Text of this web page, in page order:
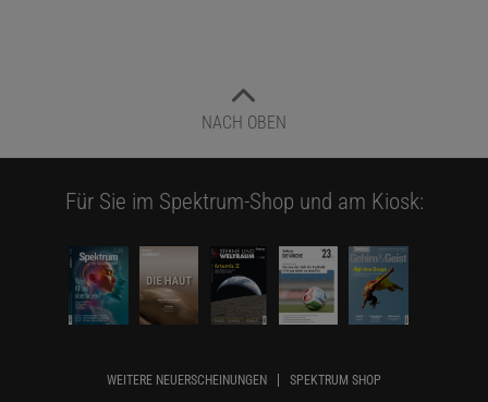
NACH OBEN
Für Sie im Spektrum-Shop und am Kiosk:
WEITERE NEUERSCHEINUNGEN SPEKTRUM SHOP